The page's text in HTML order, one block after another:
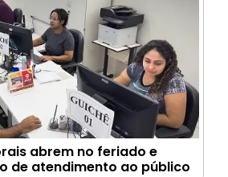
abrem no feriado e
de atendimento ao público